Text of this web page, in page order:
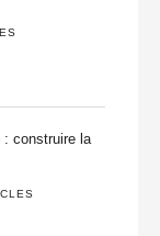
: construire la